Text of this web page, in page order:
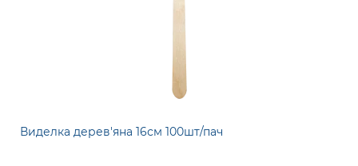
Виделка дерев'яна 16см 100шт/пач